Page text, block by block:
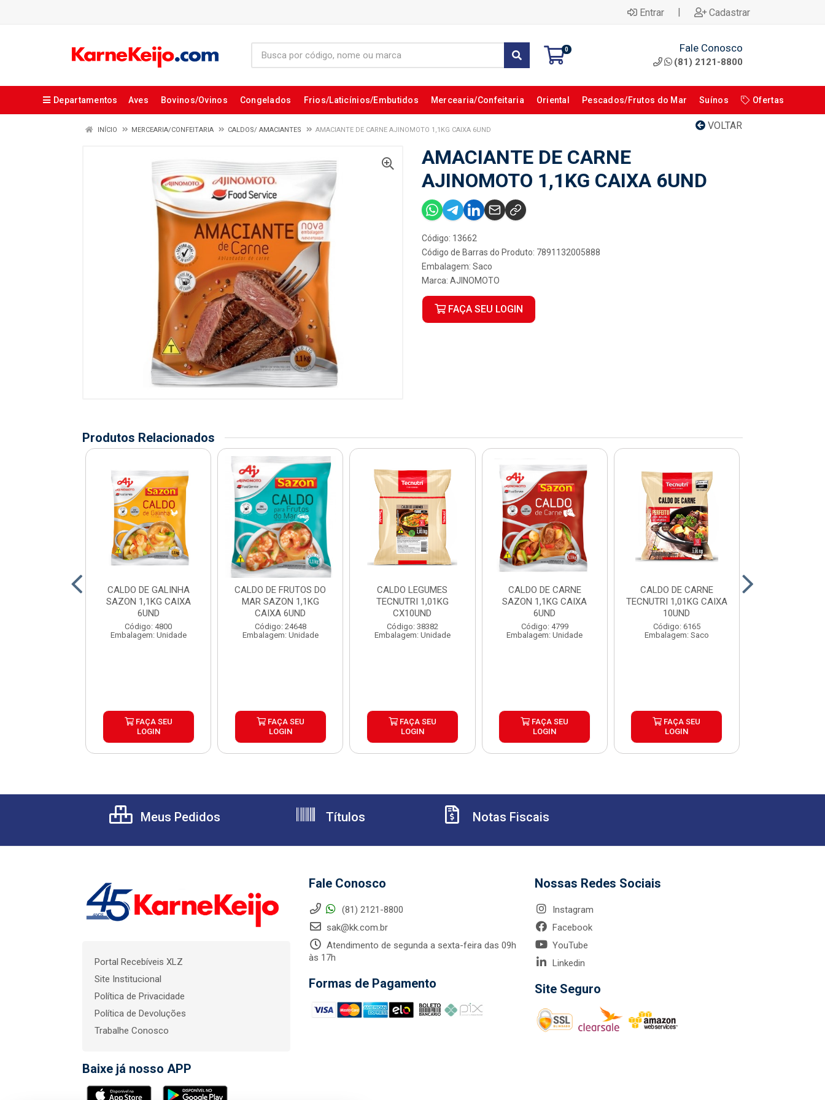
Entrar | Cadastrar
0 Fale Conosco
(81) 2121-8800
Departamentos Aves Bovinos/Ovinos Congelados Frios/Laticínios/Embutidos Mercearia/Confeitaria Oriental Pescados/Frutos do Mar Suínos Ofertas
VOLTAR
INÍCIO MERCEARIA/CONFEITARIA CALDOS/ AMACIANTES AMACIANTE DE CARNE AJINOMOTO 1,1KG CAIXA 6UND
AMACIANTE DE CARNE
AJINOMOTO 1,1KG CAIXA 6UND
Código: 13662
Código de Barras do Produto: 7891132005888
Embalagem: Saco
Marca: AJINOMOTO
FAÇA SEU LOGIN
Produtos Relacionados
CALDO DE GALINHA
SAZON 1,1KG CAIXA
6UND
Código: 4800
Embalagem: Unidade
FAÇA SEU
LOGIN
CALDO DE FRUTOS DO
MAR SAZON 1,1KG
CAIXA 6UND
Código: 24648
Embalagem: Unidade
FAÇA SEU
LOGIN
CALDO LEGUMES
TECNUTRI 1,01KG
CX10UND
Código: 38382
Embalagem: Unidade
FAÇA SEU
LOGIN
CALDO DE CARNE
SAZON 1,1KG CAIXA
6UND
Código: 4799
Embalagem: Unidade
FAÇA SEU
LOGIN
CALDO DE CARNE
TECNUTRI 1,01KG CAIXA
10UND
Código: 6165
Embalagem: Saco
FAÇA SEU
LOGIN
Meus Pedidos Títulos Notas Fiscais
Portal Recebíveis XLZ
Site Institucional
Política de Privacidade
Política de Devoluções
Trabalhe Conosco
Baixe já nosso APP
Fale Conosco
(81) 2121-8800
sak@kk.com.br
Atendimento de segunda a sexta-feira das 09h
às 17h
Formas de Pagamento
Nossas Redes Sociais
Instagram
Facebook
YouTube
Linkedin
Site Seguro